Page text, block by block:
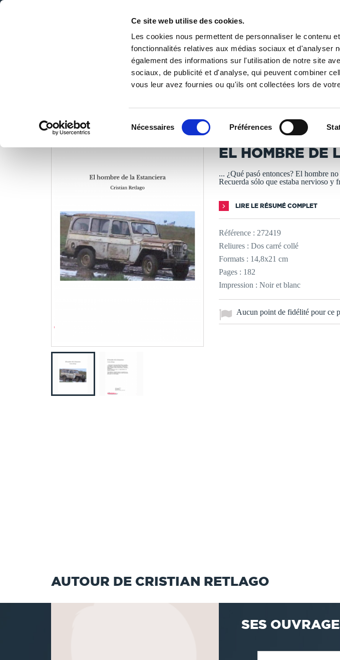
Ce site web utilise des cookies.
Les cookies nous permettent de personnaliser le contenu
fonctionnalités relatives aux médias sociaux et d'analyser
également des informations sur l'utilisation de notre site
sociaux, de publicité et d'analyse, qui peuvent combiner
vous leur avez fournies ou qu'ils ont collectées lors de
Nécessaires Préférences
DE LA PAGE BLANCHE... AU BEST SELLER
PUBLIER UN LIVRE
/ Littérature / Romans / El hombre de la Estanciera
LES LIVRES SONT IMPRIMÉS À LA
EL HOMBRE DE
... ¿Qué pasó entonces? El hombre
Recuerda sólo que estaba nervioso y
LIRE LE RÉSUMÉ COMPLET
Référence : 272419
Reliures : Dos carré collé
Formats : 14,8x21 cm
Pages : 182
Impression : Noir et blanc
Aucun point de fidélité pour ce
AUTOUR DE CRISTIAN RETLAGO
SES